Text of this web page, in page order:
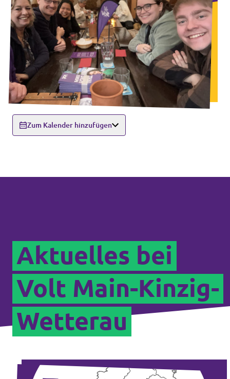
Zum Kalender hinzufügen
Aktuelles bei
Volt Main-Kinzig-
Wetterau